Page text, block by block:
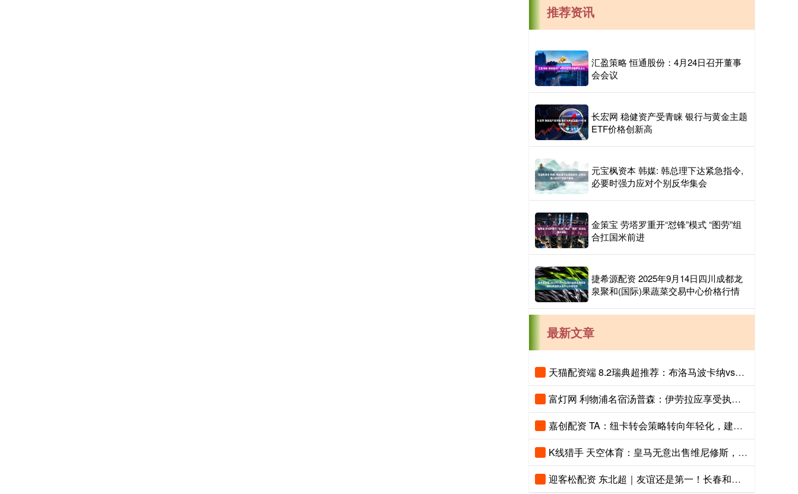
推荐资讯
汇盈策略 恒通股份：4月24日召开董事
会会议
长宏网 稳健资产受青睐 银行与黄金主题
ETF价格创新高
元宝枫资本 韩媒: 韩总理下达紧急指令,
必要时强力应对个别反华集会
金策宝 劳塔罗重开“怼锋”模式 “图劳”组
合扛国米前进
捷希源配资 2025年9月14日四川成都龙
泉聚和(国际)果蔬菜交易中心价格行情
最新文章
天猫配资端 8.2瑞典超推荐：布洛马波卡纳vs马尔默
富灯网 利物浦名宿汤普森：伊劳拉应享受执教红军时光
嘉创配资 TA：纽卡转会策略转向年轻化，建队方向发生转变
K线猎手 天空体育：皇马无意出售维尼修斯，相信他会续约
迎客松配资 东北超｜友谊还是第一！长春和大连打个平手